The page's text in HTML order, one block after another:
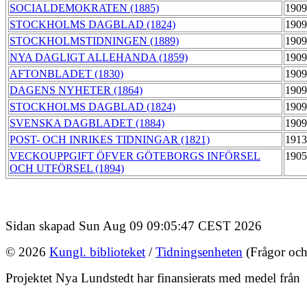
SOCIALDEMOKRATEN (1885)
STOCKHOLMS DAGBLAD (1824)
STOCKHOLMSTIDNINGEN (1889)
NYA DAGLIGT ALLEHANDA (1859)
AFTONBLADET (1830)
DAGENS NYHETER (1864)
STOCKHOLMS DAGBLAD (1824)
SVENSKA DAGBLADET (1884)
POST- OCH INRIKES TIDNINGAR (1821)
VECKOUPPGIFT ÖFVER GÖTEBORGS INFÖRSEL
OCH UTFÖRSEL (1894)
Sidan skapad Sun Aug 09 09:05:47 CEST 2026
© 2026 Kungl. biblioteket /Tidningsenheten (Frågor
Projektet Nya Lundstedt har finansierats med medel från